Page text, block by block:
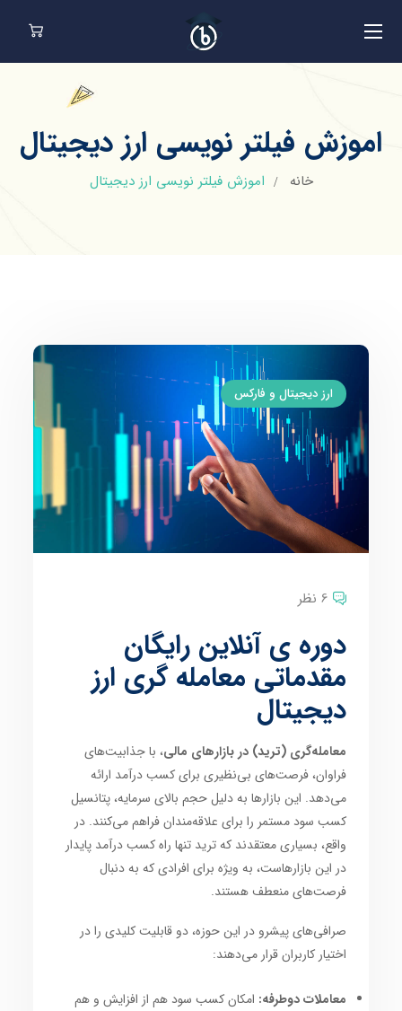
اموزش فیلتر نویسی ارز دیجیتال
خانه اموزش فیلتر نویسی ارز دیجیتال
ارز دیجیتال و فارکس
6 نظر
دوره ی آنلاین رایگان
مقدماتی معامله گری ارز
دیجیتال
معامله‌گری (ترید) در بازارهای مالی، با جذابیت‌های
فراوان، فرصت‌های بی‌نظیری برای کسب درآمد ارائه
می‌دهد. این بازارها به دلیل حجم بالای سرمایه، پتانسیل
کسب سود مستمر را برای علاقه‌مندان فراهم می‌کنند. در
واقع، بسیاری معتقدند که ترید تنها راه کسب درآمد پایدار
در این بازارهاست، به ویژه برای افرادی که به دنبال
فرصت‌های منعطف هستند.
صرافی‌های پیشرو در این حوزه، دو قابلیت کلیدی را در
اختیار کاربران قرار می‌دهند:
معاملات دوطرفه: امکان کسب سود هم از افزایش و هم